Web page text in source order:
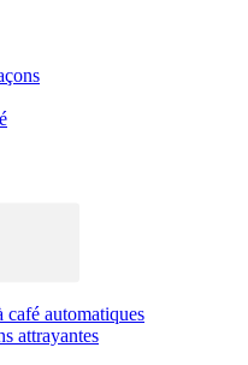
café automatiques
attrayantes